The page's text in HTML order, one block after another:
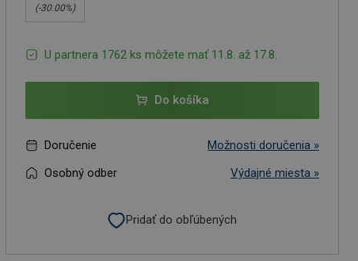
(-30.00%)
U partnera 1762 ks môžete mať 11.8. až 17.8.
Do košíka
Doručenie
Možnosti doručenia »
Osobný odber
Výdajné miesta »
Pridať do obľúbených